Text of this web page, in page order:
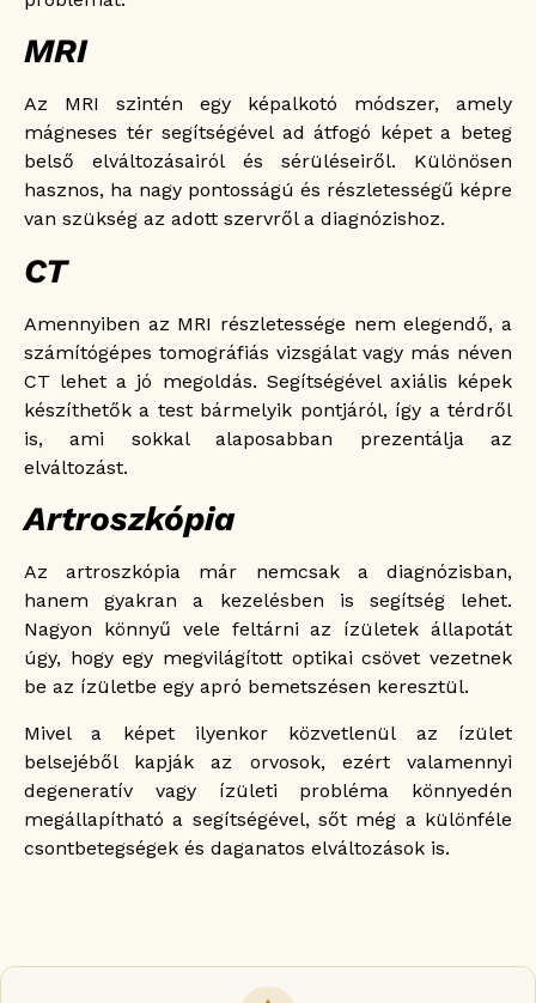
MRI
Az MRI szintén egy képalkotó módszer, amely
mágneses tér segítségével ad átfogó képet a beteg
belső elváltozásairól és sérüléseiről. Különösen
hasznos, ha nagy pontosságú és részletességű képre
van szükség az adott szervről a diagnózishoz.
CT
Amennyiben az MRI részletessége nem elegendő, a
számítógépes tomográfiás vizsgálat vagy más néven
CT lehet a jó megoldás. Segítségével axiális képek
készíthetők a test bármelyik pontjáról, így a térdről
is, ami sokkal alaposabban prezentálja az
elváltozást.
Artroszkópia
Az artroszkópia már nemcsak a diagnózisban,
hanem gyakran a kezelésben is segítség lehet.
Nagyon könnyű vele feltárni az ízületek állapotát
úgy, hogy egy megvilágított optikai csövet vezetnek
be az ízületbe egy apró bemetszésen keresztül.
Mivel a képet ilyenkor közvetlenül az ízület
belsejéből kapják az orvosok, ezért valamennyi
degeneratív vagy ízületi probléma könnyedén
megállapítható a segítségével, sőt még a különféle
csontbetegségek és daganatos elváltozások is.